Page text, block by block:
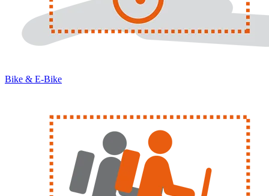
Bike & E-Bike